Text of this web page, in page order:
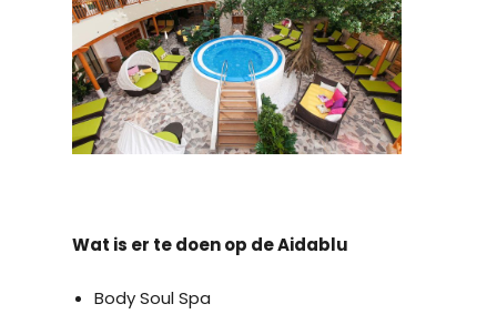
Wat is er te doen op de Aidablu
Body Soul Spa